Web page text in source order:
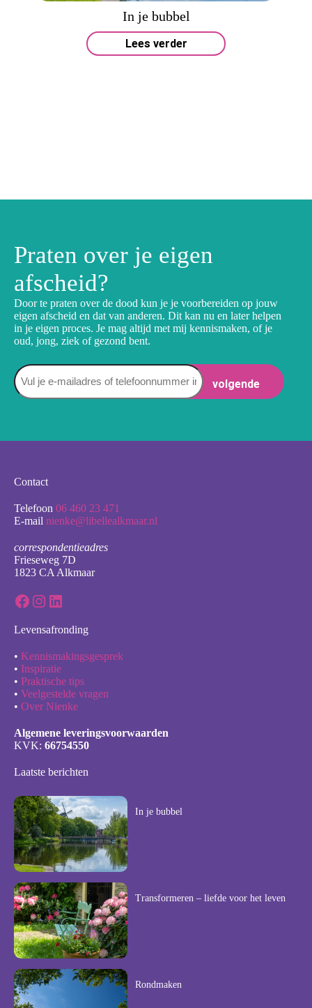
In je bubbel
Lees verder
Praten over je eigen
afscheid?
Door te praten over de dood kun je je voorbereiden op jouw
eigen afscheid en dat van anderen. Dit kan nu en later helpen
in je eigen proces. Je mag altijd met mij kennismaken, of je
oud, jong, ziek of gezond bent.
Naam
Contact
Telefoon 06 460 23 471
E-mail nienke@libellealkmaar.nl
correspondentieadres
Frieseweg 7D
1823 CA Alkmaar
Facebook Instagram LinkedIn
Levensafronding
• Kennismakingsgesprek
• Inspiratie
• Praktische tips
• Veelgestelde vragen
• Over Nienke
Algemene leveringsvoorwaarden
KVK: 66754550
Laatste berichten
In je bubbel
Transformeren – liefde voor het leven
Rondmaken